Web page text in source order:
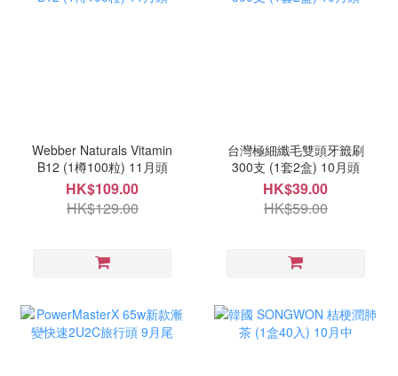
Webber Naturals Vitamin
B12 (1樽100粒) 11月頭
HK$109.00
HK$129.00
台灣極細纖毛雙頭牙籤刷
300支 (1套2盒) 10月頭
HK$39.00
HK$59.00